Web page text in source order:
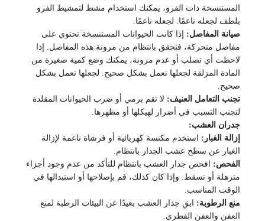
المستنسخة ذات الفرو، يمكنك استخدام مشط لتمشيط الفرو
بلطف لجعله ناعمًا. لجعله ناعمًا.
صيانة المفاصل: إذا كانت الحيوانات المستنسخة تحتوي على
مفاصل متحركة، فتحقق بانتظام من مرونة هذه المفاصل.
إذا
لاحظت أي تصلب أو عدم مرونة، يمكنك وضع كمية صغيرة من
المادة المزلقة لجعلها تعمل بشكل صحيح. لجعلها تعمل بشكل
صحيح.
تجنب التعامل العنيف: لا تقم برمي أو ضرب الحيوانات المقلدة
لتجنب التسبب في أضرار لهيكلها أو مظهرها.
جدران العشب:
إزالة الغبار:
استخدم مكنسة كهربائية أو فرشاة ناعمة لإزالة
الغبار عن سطح عشب
الجدار بانتظام.
الفحص:
افحص جدار العشب بانتظام للتأكد من عدم وجود أجزاء
مترهلة أو تسقط. وإذا كان كذلك، قم بإصلاحها أو استبدالها في
الوقت المناسب.
منع الرطوبة:
ابقِ جدار العشب بعيدًا عن البيئات الرطبة لمنع
العفن والعفن الفطري.